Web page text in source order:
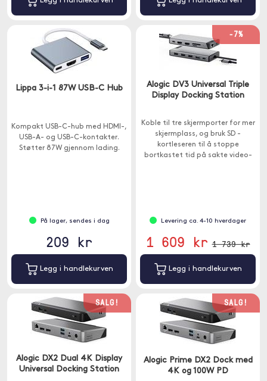
Lippa 3-i-1 87W USB-C Hub
Kompakt USB-C-hub med HDMI-,
USB-A- og USB-C-kontakter.
Støtter 87W gjennom lading.
På lager, sendes i dag
209 kr
Legg i handlekurven
-7%
Alogic DV3 Universal Triple
Display Docking Station
Koble til tre skjermporter for mer
skjermplass, og bruk SD -
kortleseren til å stoppe
bortkastet tid på sakte video-
Levering ca. 4-10 hverdager
1 609 kr 1 739 kr
Legg i handlekurven
SALG!
Alogic DX2 Dual 4K Display
Universal Docking Station
SALG!
Alogic Prime DX2 Dock med
4K og 100W PD